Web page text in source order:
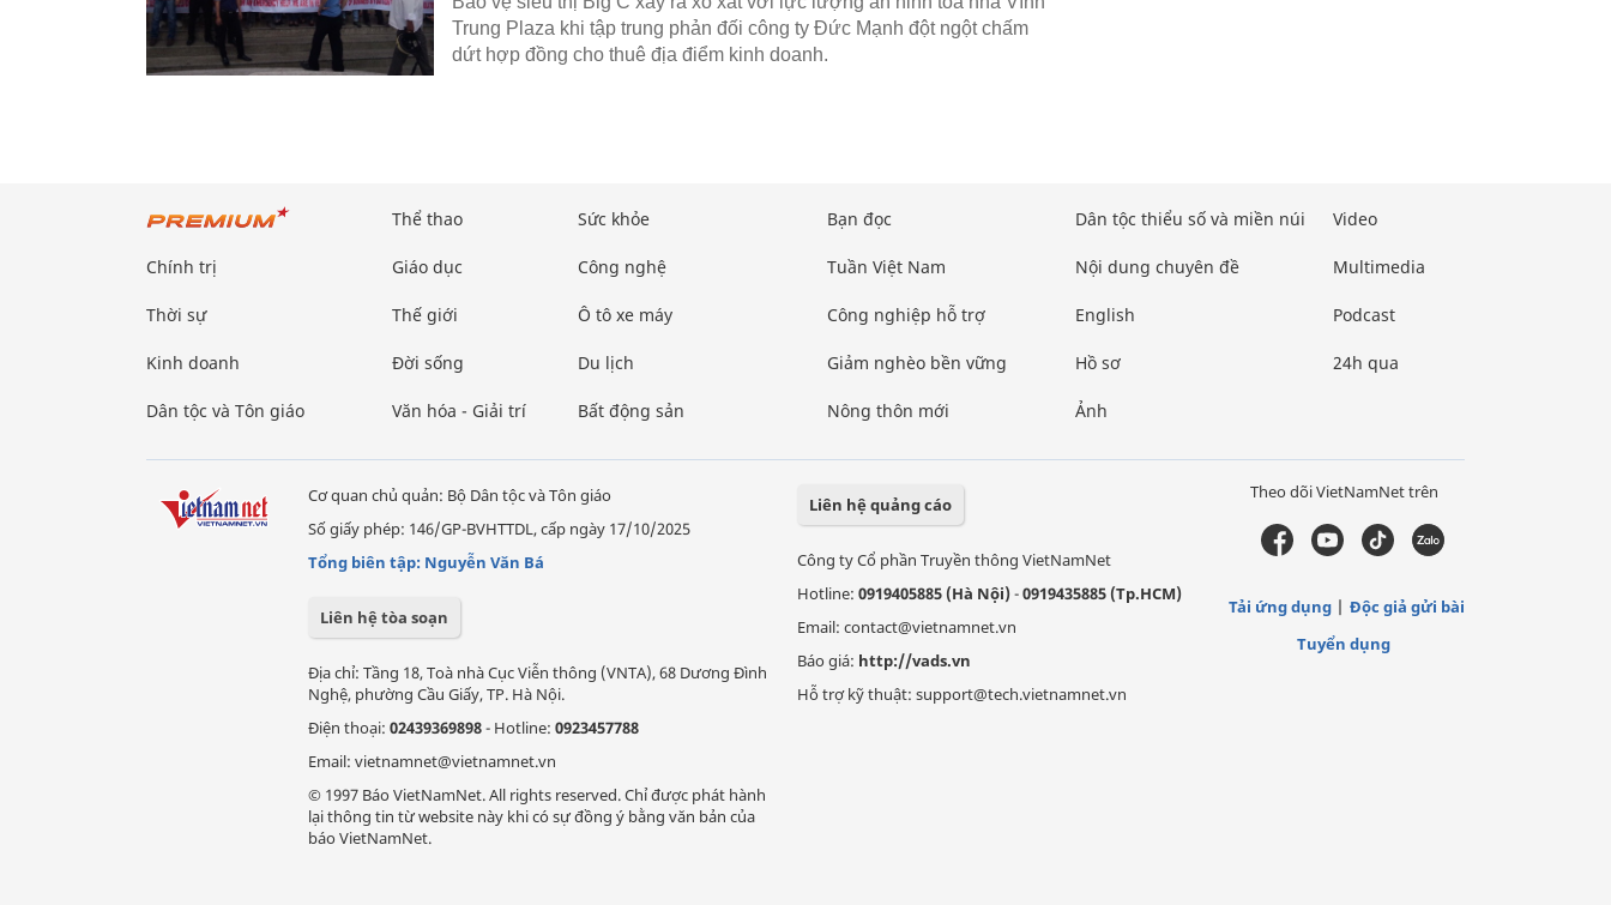
Trung Plaza khi tập trung phản đối công ty Đức Mạnh đột ngột chấm
dứt hợp đồng cho thuê địa điểm kinh doanh.
Chính trị
Thời sự
Kinh doanh
Dân tộc và Tôn giáo
Thể thao
Giáo dục
Thế giới
Đời sống
Văn hóa - Giải trí
Sức khỏe
Công nghệ
Ô tô xe máy
Du lịch
Bất động sản
Bạn đọc
Tuần Việt Nam
Công nghiệp hỗ trợ
Giảm nghèo bền vững
Nông thôn mới
Dân tộc thiểu số và miền núi
Nội dung chuyên đề
English
Hồ sơ
Ảnh
Video
Multimedia
Podcast
24h qua
Cơ quan chủ quản: Bộ Dân tộc và Tôn giáo
Số giấy phép: 146/GP-BVHTTDL, cấp ngày 17/10/2025
Tổng biên tập: Nguyễn Văn Bá
Liên hệ tòa soạn
Địa chỉ: Tầng 18, Toà nhà Cục Viễn thông (VNTA), 68 Dương Đình
Nghệ, phường Cầu Giấy, TP. Hà Nội.
Điện thoại: 02439369898- Hotline: 0923457788
Email: vietnamnet@vietnamnet.vn
© 1997 Báo VietNamNet. All rights reserved. Chỉ được phát hành
lại thông tin từ website này khi có sự đồng ý bằng văn bản của
báo VietNamNet.
Liên hệ quảng cáo
Công ty Cổ phần Truyền thông VietNamNet
Hotline: 0919405885 (Hà Nội)-0919435885 (Tp.HCM)
Email: contact@vietnamnet.vn
Báo giá: http://vads.vn
Hỗ trợ kỹ thuật: support@tech.vietnamnet.vn
Theo dõi VietNamNet trên
Tải ứng dụng
Độc giả gửi bài
Tuyển dụng